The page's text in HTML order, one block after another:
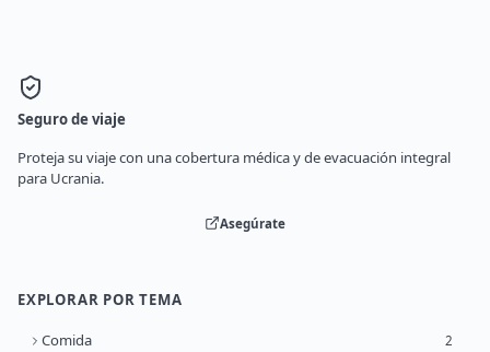
Seguro de viaje
Proteja su viaje con una cobertura médica y de evacuación integral
para Ucrania.
Asegúrate
EXPLORAR POR TEMA
Comida 2